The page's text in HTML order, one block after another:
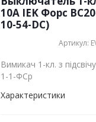
10А IEK Форс
10-54-DC)
Артикул:
Вимикач 1-кл. з
1-1-ФСр
Характеристики